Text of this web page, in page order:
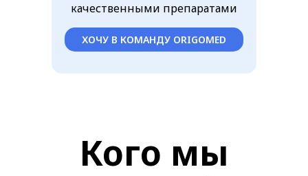
ХОЧУ В КОМАНДУ ORIGOMED
качественными препаратами
Кого мы